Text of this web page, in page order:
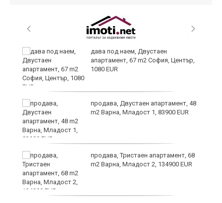
дава под наем, Двустаен
апартамент, 67 m2 София, Център,
1080 EUR
продава, Двустаен апартамент, 48
m2 Варна, Младост 1, 83900 EUR
продава, Тристаен апартамент, 68
m2 Варна, Младост 2, 134900 EUR